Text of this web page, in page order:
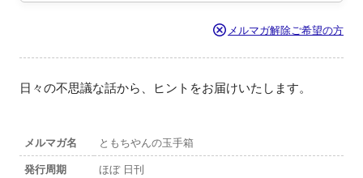
メルマガ解除ご希望の方
日々の不思議な話から、ヒントをお届けいたします。
メルマガ名
ともちやんの玉手箱
発行周期
ほぼ 日刊